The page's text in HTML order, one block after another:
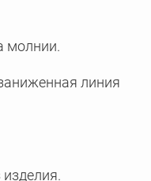
молнии.
линия